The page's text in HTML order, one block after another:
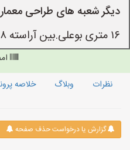
دیگر شعبه های طراحی
۱۶ متری بوعلی.بین آراسته ۸ و ۹.گروه معماری موج
نظرات
وبلاگ خلاصه
گزارش یا درخواست حذف صفحه